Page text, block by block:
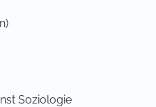
Soziologie